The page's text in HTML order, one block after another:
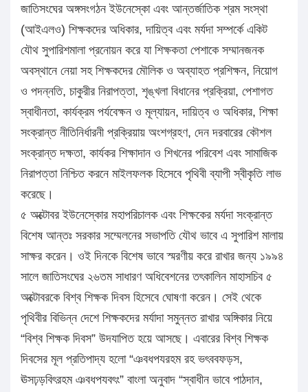
জাতিসংঘের অঙ্গসংগঠন ইউনেস্কো এবং আন্তর্জাতিক শ্রম সংস্থা
(আইএলও) শিক্ষকদের অধিকার, দায়িত্ব এবং মর্যদা সম্পর্কে একিট
যৌথ সুপারিশমালা প্রনোয়ন করে যা শিক্ষকতা পেশাকে সম্মানজনক
অবস্থানে নেয়া সহ শিক্ষকদের মৌলিক ও অব্যাহত প্রশিক্ষন, নিয়োগ
ও পদন্নতি, চাকুরীর নিরাপত্তা, শৃঙ্খলা বিধানের প্রক্রিয়া, পেশাগত
স্বাধীনতা, কার্যক্রম পর্যবেক্ষন ও মূল্যায়ন, দায়িত্ব ও অধিকার, শিক্ষা
সংক্রান্ত নীতিনির্ধারনী প্রক্রিয়ায় অংশগ্রহণ, দেন দরবারের কৌশল
সংক্রান্ত দক্ষতা, কার্যকর শিক্ষাদান ও শিখনের পরিবেশ এবং সামাজিক
নিরাপত্তা নিশ্চিত করনে মাইলফলক হিসেবে পৃথিবী ব্যাপী স্বীকৃতি লাভ
করেছে।
৫ অক্টোবর ইউনেস্কোর মহাপরিচালক এবং শিক্ষকের মর্যদা সংক্রান্ত
বিশেষ আন্তঃ সরকার সম্মেলনের সভাপতি যৌথ ভাবে এ সুপারিশ মালায়
সাক্ষর করেন। ওই দিনকে বিশেষ ভাবে স্মরণীয় করে রাখার জন্য ১৯৯৪
সালে জাতিসংঘের ২৬তম সাধারণ অধিবেশনের তৎকালিন মাহাসচিব ৫
অক্টোবরকে বিশ্ব শিক্ষক দিবস হিসেবে ঘোষণা করেন। সেই থেকে
পৃথিবীর বিভিন্ন দেশে শিক্ষকদের মর্যাদা সমুন্নত রাখার অঙ্গিকার নিয়ে
“বিশ্ব শিক্ষক দিবস” উদযাপিত হয়ে আসছে। এবারের বিশ্ব শিক্ষক
দিবসের মূল প্রতিপাদ্য হলো “ঞবধপযরহম রহ ভৎববফড়স,
ঊসঢ়ড়বিৎরহম ঞবধপযবৎং” বাংলা অনুবাদ “স্বাধীন ভাবে পাঠদান,